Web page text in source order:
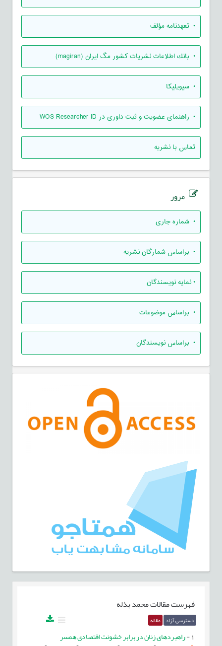
• تعهدنامه مؤلف
• بانك اطلاعات نشريات كشور مگ ايران (magiran)
• سیویلیکا
• راهنمای عضویت و ثبت داوری در WOS Researcher ID
تماس با نشریه
مرور
• شماره جاری
• براساس شمارگان نشریه
•نمایه نویسندگان
• براساس موضوعات
• براساس نویسندگان
فهرست مقالاتمحمد بذله
دسترسی آزاد مقاله
-راهبردهای زنان در برابر خشونت اقتصادی همسر